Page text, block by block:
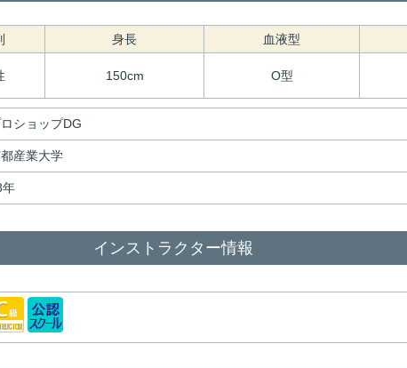
身長 血液型
150cm O型
ショップDG
産業大学
年
インストラクター情報